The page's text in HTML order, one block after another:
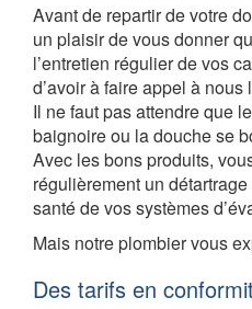
Avant de repartir de votre
un plaisir de vous donner
l’entretien régulier de vos
d’avoir à faire appel à
Il ne faut pas attendre que
baignoire ou la douche se
Avec les bons produits,
régulièrement un
santé de vos systèmes
Mais notre plombier vous
Des tarifs en